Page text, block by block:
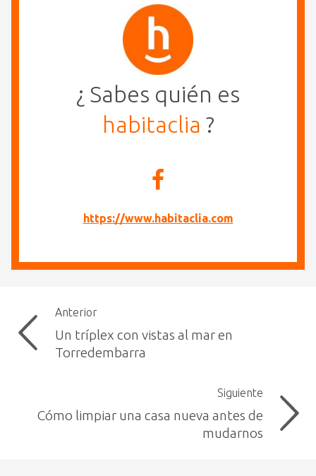
¿ Sabes quién es
habitaclia ?
https://www.habitaclia.com
Anterior
Un tríplex con vistas al mar en
Torredembarra
Siguiente
Cómo limpiar una casa nueva antes de
mudarnos